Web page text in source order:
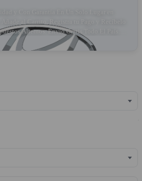
Alternos. Envío Gratis Todo El País.
Stock.